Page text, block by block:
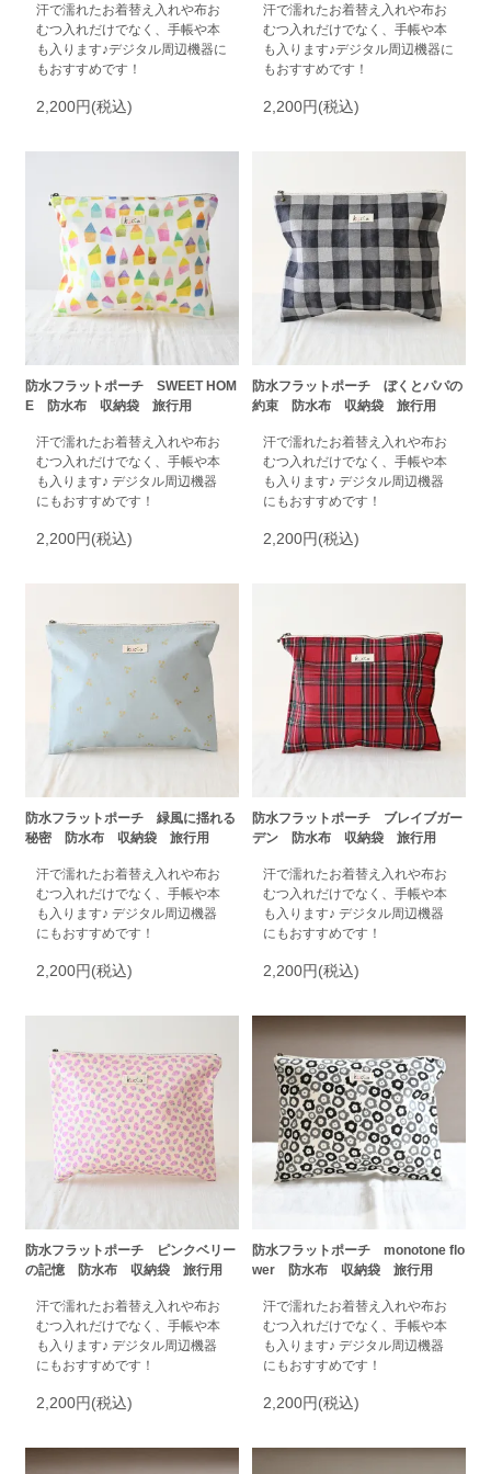
汗で濡れたお着替え入れや布お
むつ入れだけでなく、手帳や本
も入ります♪デジタル周辺機器に
もおすすめです！
2,200円(税込)
汗で濡れたお着替え入れや布お
むつ入れだけでなく、手帳や本
も入ります♪デジタル周辺機器に
もおすすめです！
2,200円(税込)
防水フラットポーチ SWEET HOM
E 防水布 収納袋 旅行用
汗で濡れたお着替え入れや布お
むつ入れだけでなく、手帳や本
も入ります♪ デジタル周辺機器
にもおすすめです！
2,200円(税込)
防水フラットポーチ ぼくとパパの
約束 防水布 収納袋 旅行用
汗で濡れたお着替え入れや布お
むつ入れだけでなく、手帳や本
も入ります♪ デジタル周辺機器
にもおすすめです！
2,200円(税込)
防水フラットポーチ 緑風に揺れる
秘密 防水布 収納袋 旅行用
汗で濡れたお着替え入れや布お
むつ入れだけでなく、手帳や本
も入ります♪ デジタル周辺機器
にもおすすめです！
2,200円(税込)
防水フラットポーチ ブレイブガー
デン 防水布 収納袋 旅行用
汗で濡れたお着替え入れや布お
むつ入れだけでなく、手帳や本
も入ります♪ デジタル周辺機器
にもおすすめです！
2,200円(税込)
防水フラットポーチ ピンクベリー
の記憶 防水布 収納袋 旅行用
汗で濡れたお着替え入れや布お
むつ入れだけでなく、手帳や本
も入ります♪ デジタル周辺機器
にもおすすめです！
2,200円(税込)
防水フラットポーチ monotone flo
wer 防水布 収納袋 旅行用
汗で濡れたお着替え入れや布お
むつ入れだけでなく、手帳や本
も入ります♪ デジタル周辺機器
にもおすすめです！
2,200円(税込)